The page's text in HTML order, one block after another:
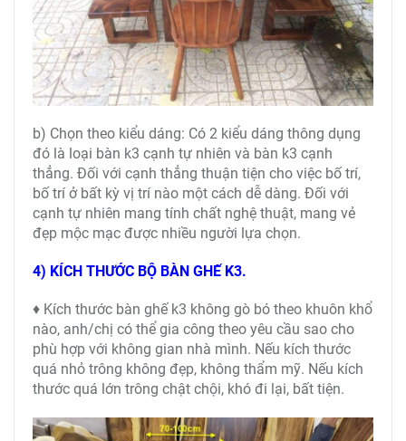
b) Chọn theo kiểu dáng: Có 2 kiểu dáng thông dụng
đó là loại bàn k3 cạnh tự nhiên và bàn k3 cạnh
thẳng. Đối với cạnh thẳng thuận tiện cho việc bố trí,
bố trí ở bất kỳ vị trí nào một cách dễ dàng. Đối với
cạnh tự nhiên mang tính chất nghệ thuật, mang vẻ
đẹp mộc mạc được nhiều người lựa chọn.
4) KÍCH THƯỚC BỘ BÀN GHẾ K3.
♦ Kích thước bàn ghế k3 không gò bó theo khuôn khổ
nào, anh/chị có thể gia công theo yêu cầu sao cho
phù hợp với không gian nhà mình. Nếu kích thước
quá nhỏ trông không đẹp, không thẩm mỹ. Nếu kích
thước quá lớn trông chật chội, khó đi lại, bất tiện.